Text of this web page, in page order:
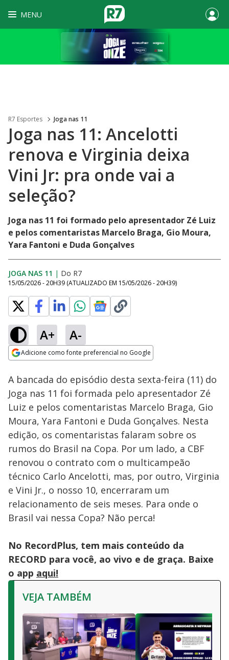
MENU
R7 Esportes Joga nas 11
Joga nas 11: Ancelotti
renova e Virginia deixa
Vini Jr: pra onde vai a
seleção?
Joga nas 11 foi formado pelo apresentador Zé Luiz
e pelos comentaristas Marcelo Braga, Gio Moura,
Yara Fantoni e Duda Gonçalves
JOGA NAS 11 | Do R7
15/05/2026 - 20H39 (ATUALIZADO EM 15/05/2026 - 20H39)
A+ A-
Adicione como fonte preferencial no Google
Ativar
Loaded :
0.79%
A bancada do episódio desta sexta-feira (11) do
Joga nas 11 foi formada pelo apresentador Zé
Luiz e pelos comentaristas Marcelo Braga, Gio
Moura, Yara Fantoni e Duda Gonçalves. Nesta
edição, os comentaristas falaram sobre os
rumos do Brasil na Copa. Por um lado, a CBF
renovou o contrato com o multicampeão
técnico Carlo Ancelotti, mas, por outro, Virginia
e Vini Jr., o nosso 10, encerraram um
relacionamento de seis meses. Para onde o
Brasil vai nessa Copa? Não perca!
No RecordPlus, tem mais conteúdo da
RECORD para você, ao vivo e de graça. Baixe
o app aqui!
VEJA TAMBÉM